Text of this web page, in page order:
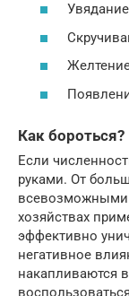
Как бороться?
Если
руками. От
хозяйствах
эффективно
негативное
накапливаются